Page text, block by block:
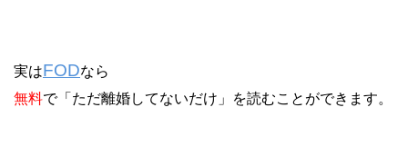
実はFODなら
無料で「ただ離婚してないだけ」を読むことができます。